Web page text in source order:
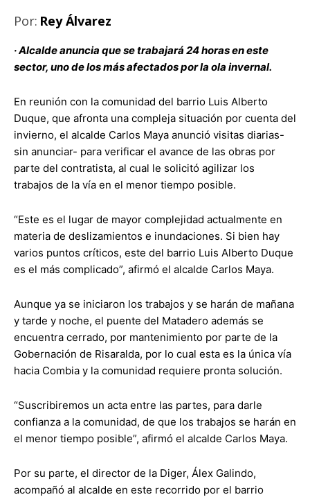
Por: Rey Álvarez
·Alcalde anuncia que se trabajará 24 horas en este
sector, uno de los más afectados por la ola invernal.
En reunión con la comunidad del barrio Luis Alberto
Duque, que afronta una compleja situación por cuenta del
invierno, el alcalde Carlos Maya anunció visitas diarias-
sin anunciar- para verificar el avance de las obras por
parte del contratista, al cual le solicitó agilizar los
trabajos de la vía en el menor tiempo posible.
“Este es el lugar de mayor complejidad actualmente en
materia de deslizamientos e inundaciones. Si bien hay
varios puntos críticos, este del barrio Luis Alberto Duque
es el más complicado”, afirmó el alcalde Carlos Maya.
Aunque ya se iniciaron los trabajos y se harán de mañana
y tarde y noche, el puente del Matadero además se
encuentra cerrado, por mantenimiento por parte de la
Gobernación de Risaralda, por lo cual esta es la única vía
hacia Combia y la comunidad requiere pronta solución.
“Suscribiremos un acta entre las partes, para darle
confianza a la comunidad, de que los trabajos se harán en
el menor tiempo posible”, afirmó el alcalde Carlos Maya.
Por su parte, el director de la Diger, Álex Galindo,
acompañó al alcalde en este recorrido por el barrio